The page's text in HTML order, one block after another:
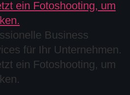
Business
für Ihr Unternehmen.
ein Fotoshooting, um